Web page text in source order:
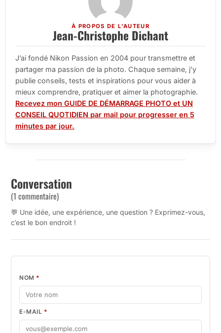
À PROPOS DE L'AUTEUR
Jean-Christophe Dichant
J’ai fondé Nikon Passion en 2004 pour transmettre et
partager ma passion de la photo. Chaque semaine, j’y
publie conseils, tests et inspirations pour vous aider à
mieux comprendre, pratiquer et aimer la photographie.
Recevez mon GUIDE DE DÉMARRAGE PHOTO et UN
CONSEIL QUOTIDIEN par mail pour progresser en 5
minutes par jour.
Conversation
(1 commentaire)
💬 Une idée, une expérience, une question ? Exprimez-vous,
c’est le bon endroit !
NOM *
E-MAIL *